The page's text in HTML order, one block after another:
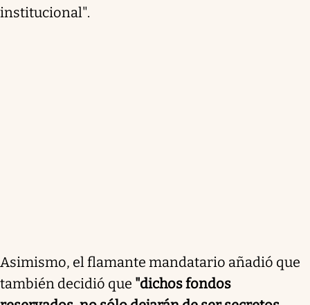
institucional".
Asimismo, el flamante mandatario añadió que
también decidió que "dichos fondos